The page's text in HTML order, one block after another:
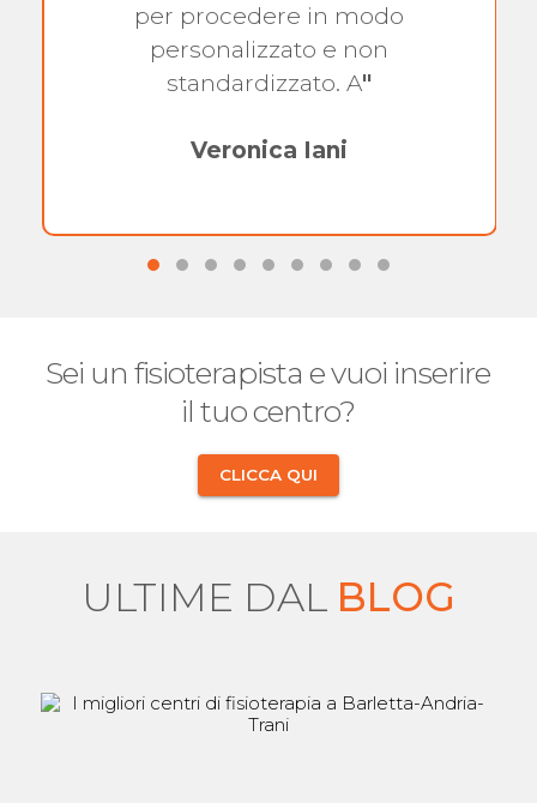
per procedere in modo
personalizzato e non
standardizzato. A"
Veronica Iani
Sei un fisioterapista e vuoi inserire
il tuo centro?
CLICCA QUI
ULTIME DAL BLOG